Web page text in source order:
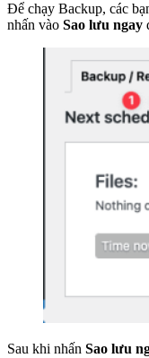
Để chạy Backup, các
nhấn vào Sao lưu ngay
Sau khi nhấn Sao lưu